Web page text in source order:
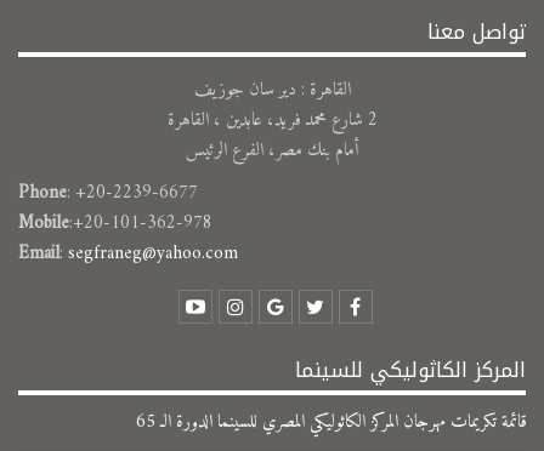
تواصل معنا
القاهرة : دير سان جوزيف
2 شارع محمد فريد، عابدين ، القاهرة
أمام بنك مصر، الفرع الرئيس
Phone: +20-2239-6677
Mobile:+20-101-362-978
Email:segfraneg@yahoo.com
المركز الكاثوليكي للسينما
قائمة تكريمات مهرجان المركز الكاثوليكي المصري للسينما الدورة الـ 65